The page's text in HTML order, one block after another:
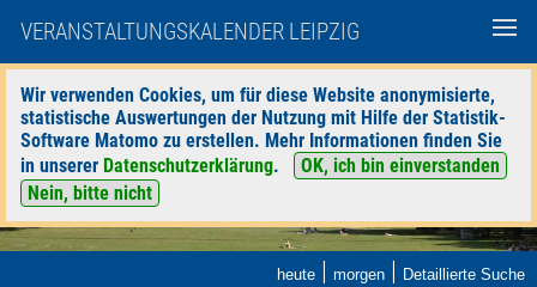
VERANSTALTUNGSKALENDER LEIPZIG
Wir verwenden Cookies, um für diese Website anonymisierte,
statistische Auswertungen der Nutzung mit Hilfe der Statistik-
Software Matomo zu erstellen. Mehr Informationen finden Sie
in unserer Datenschutzerklärung.
OK, ich bin einverstanden
Nein, bitte nicht
heute | morgen | Detaillierte Suche